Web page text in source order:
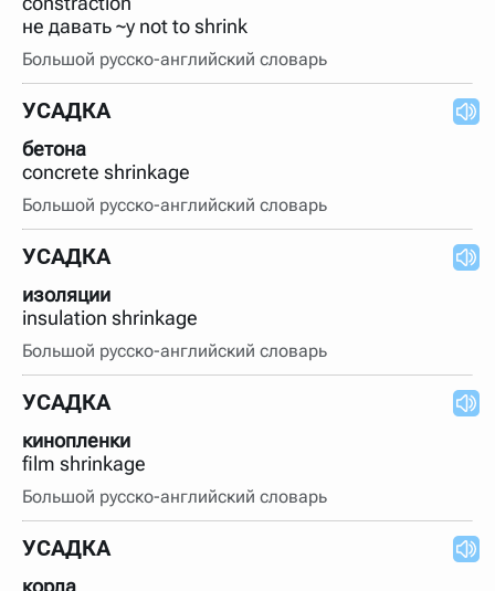
нужно будет нажать на кнопку "Найти".
Для более сложных случаев существует возможность
указывать несколько слов в запросе. Например, если
написать в строке запроса "Пушкин поэт" и нажать
Пушкине, но не о городе.
В сложных запросах тоже могут присутствовать
неизвестные буквы. Например, в кроссворде есть
слово "***м***ов", в задании "русский поэт 19 века".
Пишем в Reword первым словом "***м***ов", далее
через пробел "поэт". Получается "***м***ов поэт" (без
кавычек). Нажимаем "Найти" и получаем статью
"Лермонтов" и не только.
словарь вверх или вниз за прямоугольник слева от
названия словаря. Также можно выключать ненужные
словари.
не давать ~у not to shrink
Большой русско-английский словарь
УСАДКА
бетона
concrete shrinkage
Большой русско-английский словарь
УСАДКА
изоляции
insulation shrinkage
Большой русско-английский словарь
УСАДКА
кинопленки
film shrinkage
Большой русско-английский словарь
УСАДКА
корда